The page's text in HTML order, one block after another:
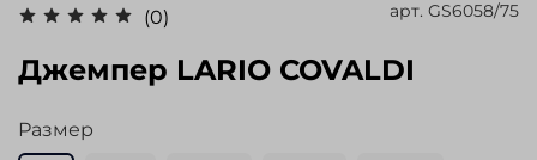
(0) арт. GS6058/75
Джемпер LARIO COVALDI
Размер